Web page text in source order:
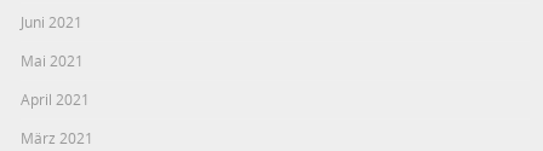
Juni 2021
Mai 2021
April 2021
März 2021